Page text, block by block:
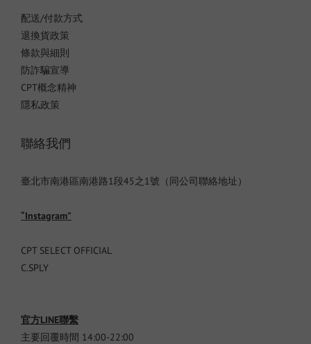
配送/付款方式
退換貨政策
條款與細則
防詐騙宣導
CPT概念精神
隱私政策
聯絡我們
臺北市南港區南港路1段45之1號（同公司聯絡地址）
“Instagram"
CPT SELECT OFFICIAL
C.SPLY
官方LINE聯繫
主要回覆時間 14:00-22:00